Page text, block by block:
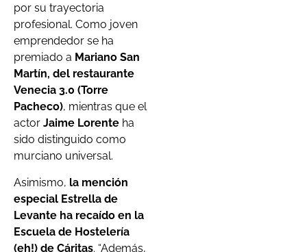
por su trayectoria
profesional. Como joven
emprendedor se ha
premiado a Mariano San
Martín, del restaurante
Venecia 3.0 (Torre
Pacheco), mientras que el
actor Jaime Lorente ha
sido distinguido como
murciano universal.
Asimismo, la mención
especial Estrella de
Levante ha recaído en la
Escuela de Hostelería
(eh!) de Cáritas. “Además,